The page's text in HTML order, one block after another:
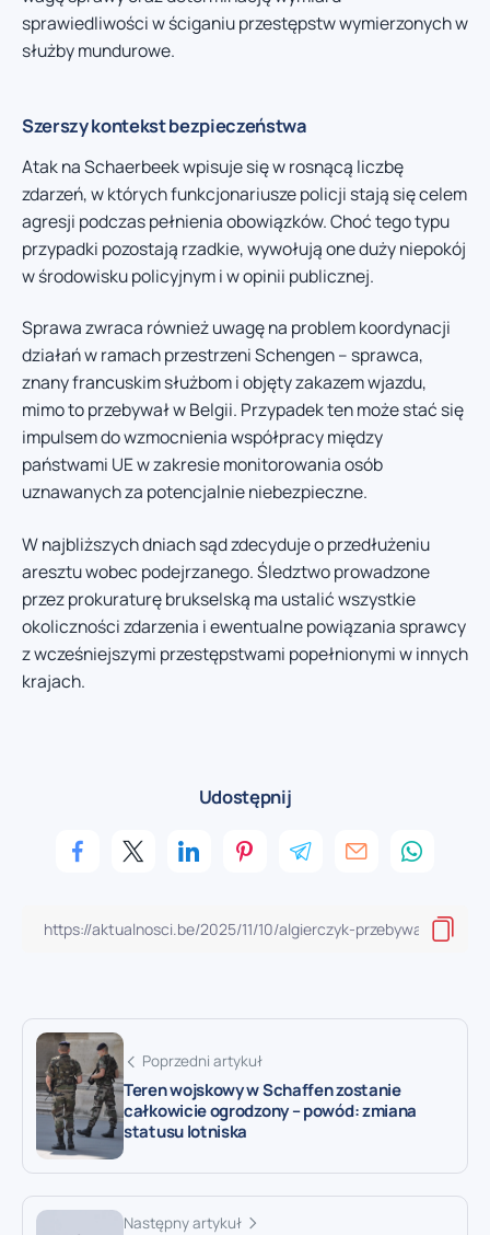
sprawiedliwości w ściganiu przestępstw wymierzonych w
służby mundurowe.
Szerszy kontekst bezpieczeństwa
Atak na Schaerbeek wpisuje się w rosnącą liczbę
zdarzeń, w których funkcjonariusze policji stają się celem
agresji podczas pełnienia obowiązków. Choć tego typu
przypadki pozostają rzadkie, wywołują one duży niepokój
w środowisku policyjnym i w opinii publicznej.
Sprawa zwraca również uwagę na problem koordynacji
działań w ramach przestrzeni Schengen – sprawca,
znany francuskim służbom i objęty zakazem wjazdu,
mimo to przebywał w Belgii. Przypadek ten może stać się
impulsem do wzmocnienia współpracy między
państwami UE w zakresie monitorowania osób
uznawanych za potencjalnie niebezpieczne.
W najbliższych dniach sąd zdecyduje o przedłużeniu
aresztu wobec podejrzanego. Śledztwo prowadzone
przez prokuraturę brukselską ma ustalić wszystkie
okoliczności zdarzenia i ewentualne powiązania sprawcy
z wcześniejszymi przestępstwami popełnionymi w innych
krajach.
Udostępnij
Poprzedni artykuł
Teren wojskowy w Schaffen zostanie
całkowicie ogrodzony – powód: zmiana
statusu lotniska
Następny artykuł